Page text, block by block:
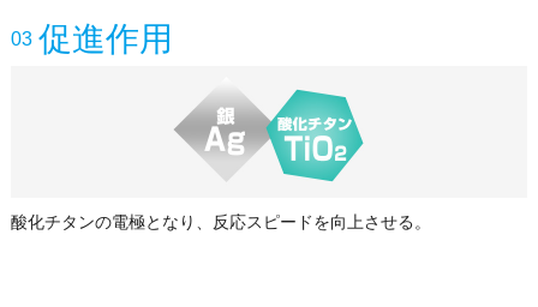
03 促進作用
酸化チタンの電極となり、反応スピードを向上させる。